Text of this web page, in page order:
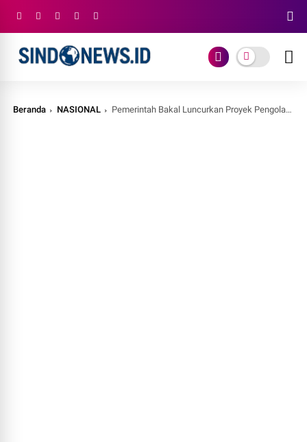
Beranda NASIONAL Pemerintah Bakal Luncurkan Proyek Pengolahan Sampah Jadi Energi di 34 Titik